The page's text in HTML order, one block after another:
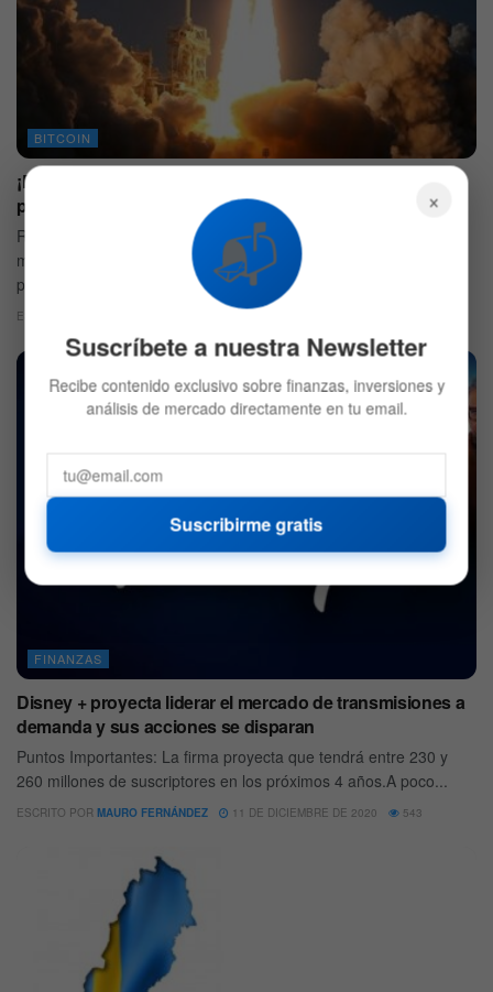
BITCOIN
¡Predicción de aumento extraordinariamente alto del
precio de Bitcoin!
Rafael Shultze-Kraft, ejecutivo de Glassnode ha compartido
mediante sus redes sociales, algunas cifras de montos altos al
precio del bitcoin.
ESCRITO POR
FINANZAS
Disney + proyecta liderar el mercado de transmisiones a
demanda y sus acciones se disparan
Puntos Importantes: La firma proyecta que tendrá entre 230 y
260 millones de suscriptores en los próximos 4 años.A poco...
ESCRITO POR MAURO FERNÁNDEZ 11 DE DICIEMBRE DE 2020 543
×
📬
Suscríbete a nuestra Newsletter
Recibe contenido exclusivo sobre finanzas, inversiones y
análisis de mercado directamente en tu email.
Suscribirme gratis